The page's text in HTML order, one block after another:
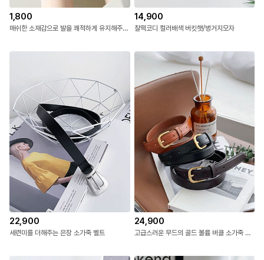
1,800
매쉬한 소재감으로 발을 쾌적하게 유지해주는 양말 #NAK MADE.
14,900
찰떡코디 컬러배색 버킷햇/벙거지모자
22,900
세련미를 더해주는 은장 소가죽 벨트
24,900
고급스러운 무드의 골드 볼륨 버클 소가죽 벨트